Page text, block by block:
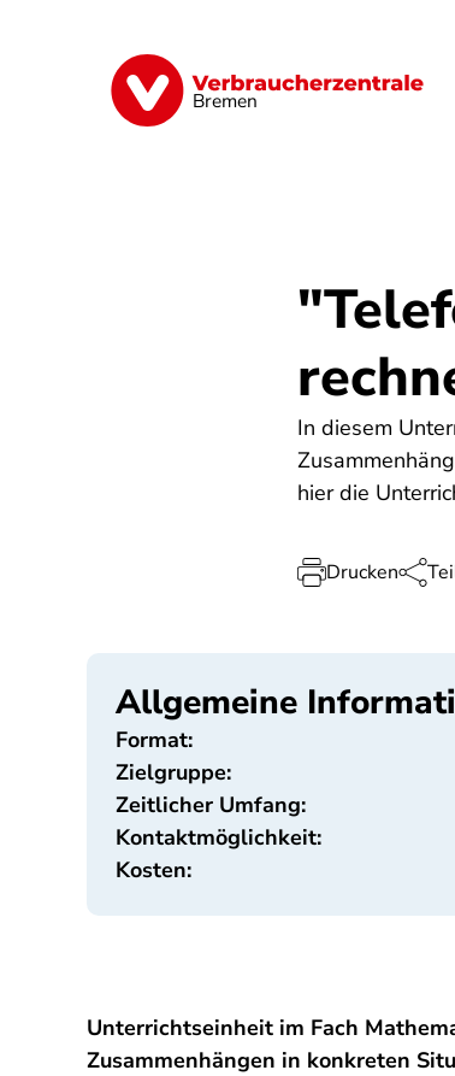
Bremen
Finanzen Digitales
In diesem
hier die
Drucken
Allgemeine
Format:
Zielgruppe:
Zeitlicher Umfang:
Kontaktmöglichkeit:
Kosten:
Unterrichtseinheit im Fach
Zusammenhängen in konkreten